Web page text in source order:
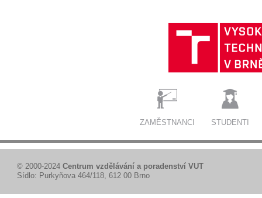
ZAMĚSTNANCI STUDENTI
© 2000-2024 Centrum vzdělávání a poradenství VUT
Sídlo: Purkyňova 464/118, 612 00 Brno